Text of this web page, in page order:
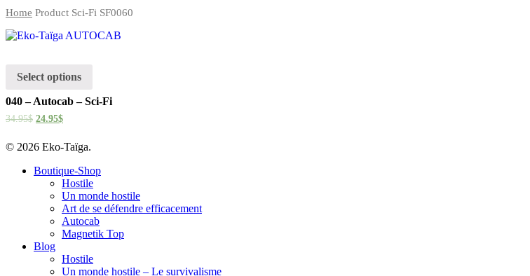
Home Product Sci-Fi SF0060
Select options
040 – Autocab – Sci-Fi
34.95$ 24.95$
© 2026 Eko-Taïga.
Boutique-Shop
Hostile
Un monde hostile
Art de se défendre efficacement
Autocab
Magnetik Top
Blog
Hostile
Un monde hostile – Le survivalisme